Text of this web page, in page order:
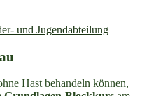
und Jugendabteilung
Hast behandeln können,